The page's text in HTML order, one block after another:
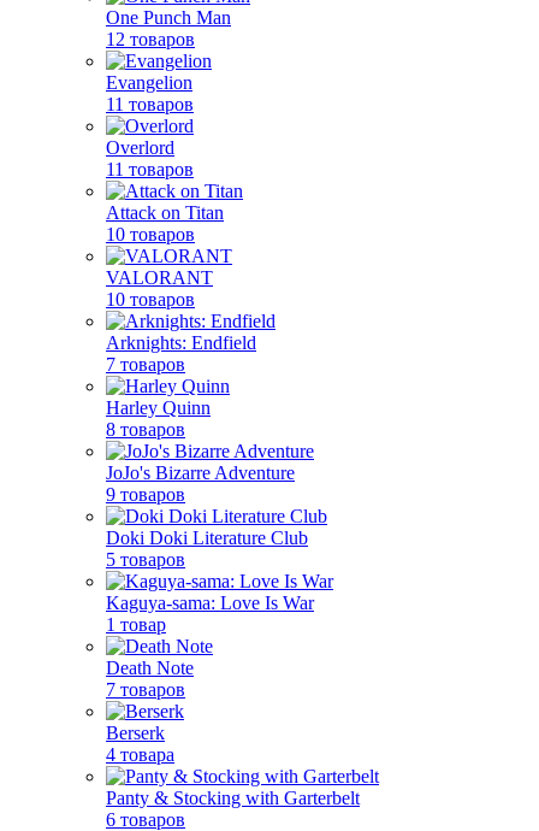
One Punch Man
12 товаров
Evangelion
11 товаров
Overlord
11 товаров
Attack on Titan
10 товаров
VALORANT
10 товаров
Arknights: Endfield
7 товаров
Harley Quinn
8 товаров
JoJo's Bizarre Adventure
9 товаров
Doki Doki Literature Club
5 товаров
Kaguya-sama: Love Is War
1 товар
Death Note
7 товаров
Berserk
4 товара
Panty & Stocking with Garterbelt
6 товаров